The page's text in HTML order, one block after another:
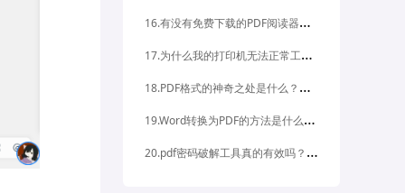
1
6.有没有免费下载的PDF阅读器？哪里可以免费下载PDF阅读器？
1
7.为什么我的打印机无法正常工作？如何安装最新的打印机驱动程序？
1
8.PDF格式的神奇之处是什么？为什么PDF格式如此重要？
1
9.Word转换为PDF的方法是什么？如何将Word转换为PDF？
2
0.pdf密码破解工具真的有效吗？如何选择可靠的pdf密码破解工具？